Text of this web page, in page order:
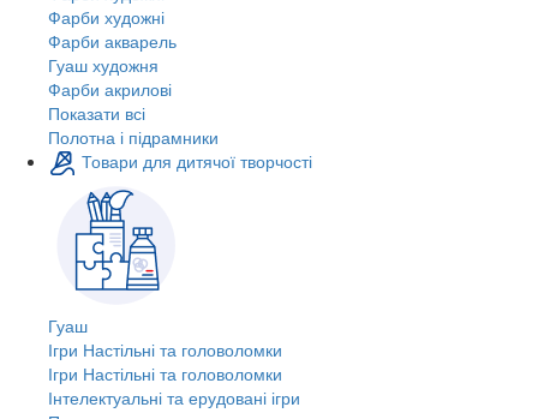
Фарби художні
Фарби акварель
Гуаш художня
Фарби акрилові
Показати всі
Полотна і підрамники
Товари для дитячої творчості
Гуаш
Ігри Настільні та головоломки
Ігри Настільні та головоломки
Інтелектуальні та ерудовані ігри